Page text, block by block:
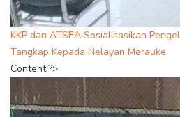
KKP dan ATSEA Sosialisasikan
Tangkap Kepada Nelayan Merauke
Content;?>